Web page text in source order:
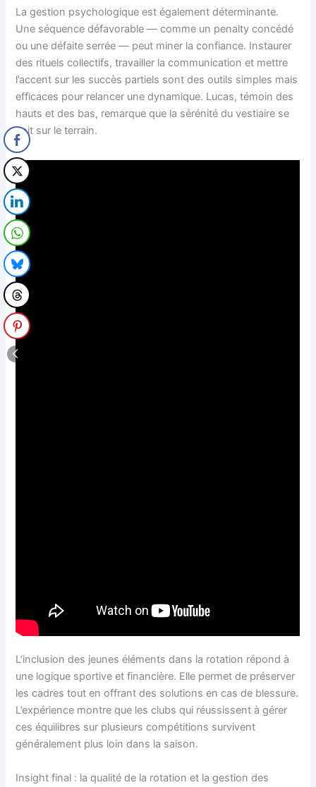
La gestion psychologique est également déterminante.
Une séquence défavorable — comme un penalty concédé
ou une défaite serrée — peut miner la confiance. Instaurer
des rituels collectifs, travailler la communication et mettre
l’accent sur les succès partiels sont des outils simples mais
efficaces pour relancer une dynamique. Lucas, témoin des
hauts et des bas, remarque que la sérénité du vestiaire se
voit sur le terrain.
L’inclusion des jeunes éléments dans la rotation répond à
une logique sportive et financière. Elle permet de préserver
les cadres tout en offrant des solutions en cas de blessure.
L’expérience montre que les clubs qui réussissent à gérer
ces équilibres sur plusieurs compétitions survivent
généralement plus loin dans la saison.
Insight final : la qualité de la rotation et la gestion des